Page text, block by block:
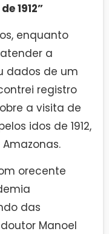
1912”
enquanto
a
dados de um
registro
a visita de
idos de 1912,
orecente
das
Manoel